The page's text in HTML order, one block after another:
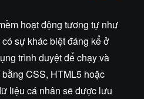
hoạt động tương tự như
sự khác biệt đáng kể ở
trình duyệt để chạy và
CSS, HTML5 hoặc
liệu cá nhân sẽ được lưu